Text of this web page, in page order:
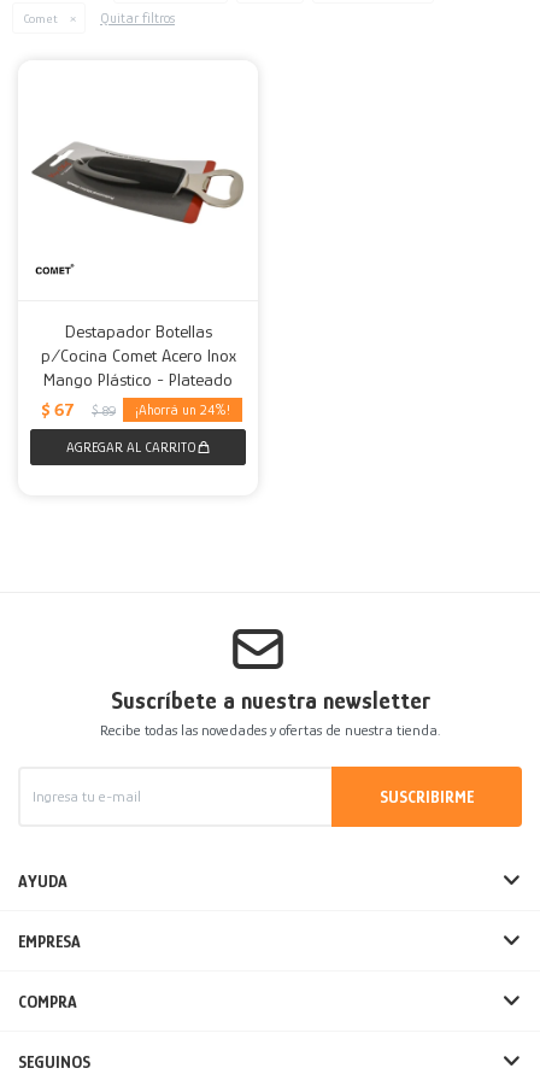
Comet Quitar filtros
Destapador Botellas
p/Cocina Comet Acero Inox
Mango Plástico - Plateado
$ 67 $ 89 24
Suscríbete a nuestra newsletter
Recibe todas las novedades y ofertas de nuestra tienda.
SUSCRIBIRME
AYUDA
EMPRESA
COMPRA
SEGUINOS
Herramientas